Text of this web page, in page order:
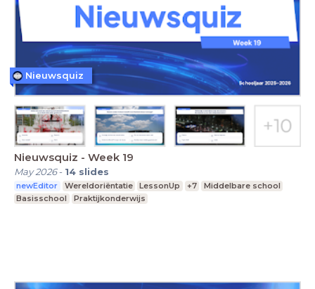
Nieuwsquiz - Week 19
May 2026- 14 slides
newEditor Wereldoriëntatie LessonUp +7
Middelbare school
Basisschool
Praktijkonderwijs
Nieuwsquiz